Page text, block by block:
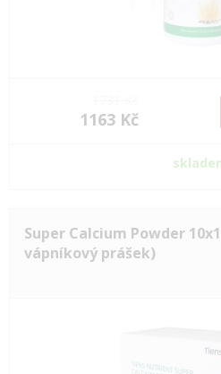
1163 Kč
Super Calcium Powder
vápníkový prášek)